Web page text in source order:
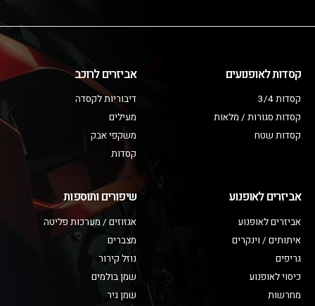
קסדות לאופנועים
קסדות 3/4
קסדות סגורות / מלאות
קסדות שטח
אביזרים לרוכב
דיבוריות לקסדה
מעילים
משקפי אבק
קסדות
אביזרים לאופנוע
אביזרים לאופנוע
איתותים / וינקרים
גריפים
כיסוי לאופנוע
מחרשות
שיפורים ותוספות
אגזוזים / מערכות פליטה
מצברים
נוזל קירור
שמן בולמים
שמן גיר